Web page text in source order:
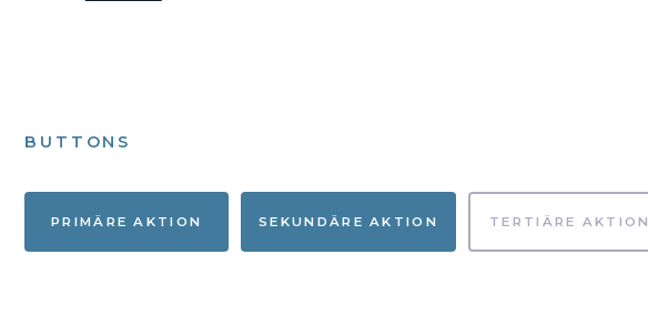
BUTTONS
PRIMÄRE AKTION SEKUNDÄRE AKTION TERTIÄRE AKTION